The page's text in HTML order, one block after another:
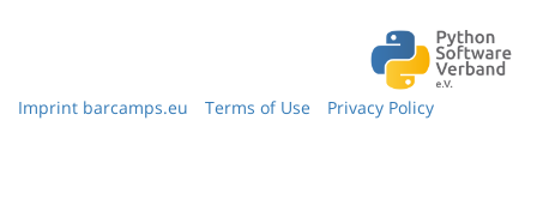
Imprint barcamps.eu Terms of Use Privacy Policy